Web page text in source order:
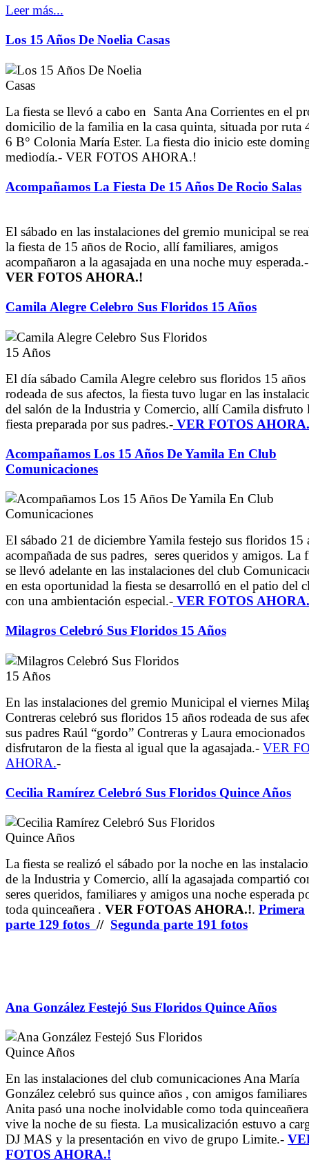
Leer más...
Los 15 Años De Noelia Casas
La fiesta se llevó a cabo en Santa Ana Corrientes en el
domicilio de la familia en la casa quinta, situada por ruta
6 B° Colonia María Ester. La fiesta dio inicio este
mediodía.- VER FOTOS AHORA.!
Acompañamos La Fiesta De 15 Años De Rocio Salas
El sábado en las instalaciones del gremio municipal se
la fiesta de 15 años de Rocio, allí familiares, amigos
acompañaron a la agasajada en una noche muy esperada.-
VER FOTOS AHORA.!
Camila Alegre Celebro Sus Floridos 15 Años
El día sábado Camila Alegre celebro sus floridos 15 años
rodeada de sus afectos, la fiesta tuvo lugar en las
del salón de la Industria y Comercio, allí Camila disfruto
fiesta preparada por sus padres.- VER FOTOS
Acompañamos Los 15 Años De Yamila En Club
Comunicaciones
El sábado 21 de diciembre Yamila festejo sus floridos 15
acompañada de sus padres, seres queridos y amigos. La
se llevó adelante en las instalaciones del club
en esta oportunidad la fiesta se desarrolló en el patio del
con una ambientación especial.- VER FOTOS
Milagros Celebró Sus Floridos 15 Años
En las instalaciones del gremio Municipal el viernes
Contreras celebró sus floridos 15 años rodeada de sus
sus padres Raúl “gordo” Contreras y Laura emocionados
disfrutaron de la fiesta al igual que la agasajada.- VER
AHORA.-
Cecilia Ramírez Celebró Sus Floridos Quince Años
La fiesta se realizó el sábado por la noche en las
de la Industria y Comercio, allí la agasajada compartió
seres queridos, familiares y amigos una noche esperada
toda quinceañera . VER FOTOAS AHORA.!. Primera
parte 129 fotos // Segunda parte 191 fotos
Ana González Festejó Sus Floridos Quince Años
En las instalaciones del club comunicaciones Ana María
González celebró sus quince años , con amigos familiares
Anita pasó una noche inolvidable como toda
vive la noche de su fiesta. La musicalización estuvo a
DJ MAS y la presentación en vivo de grupo Limite.-
FOTOS AHORA.!